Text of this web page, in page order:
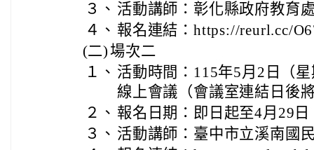
３、 活動講師：彰化縣政府教育
４、 報名連結：https://reurl.cc/
(二)場次二
１、 活動時間：115年5月2日（
線上會議（會議室連結日後
２、 報名日期：即日起至4月29
３、 活動講師：臺中市立溪南國